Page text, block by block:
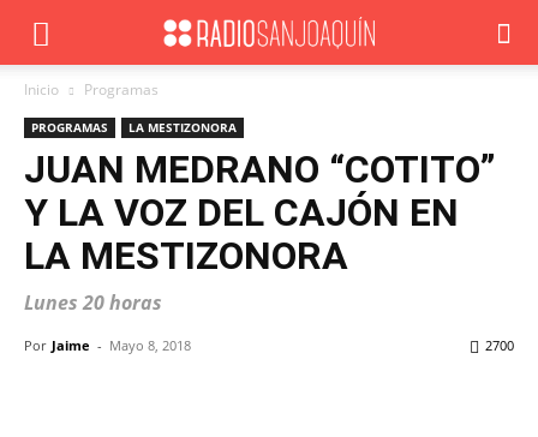
Inicio Programas
PROGRAMAS LA MESTIZONORA
JUAN MEDRANO “COTITO”
Y LA VOZ DEL CAJÓN EN
LA MESTIZONORA
Lunes 20 horas
Por Jaime - Mayo 8, 2018 2700